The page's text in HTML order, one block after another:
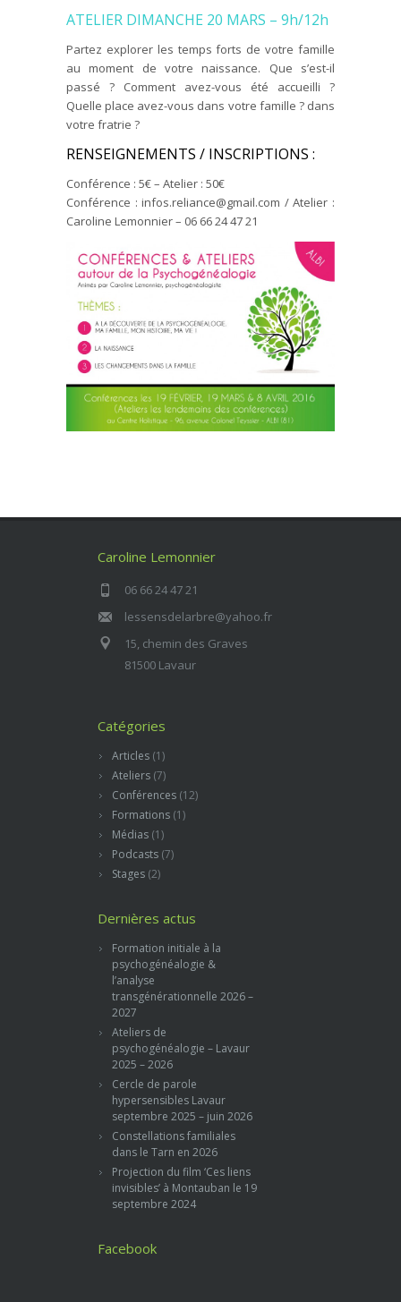
ATELIER DIMANCHE 20 MARS – 9h/12h
Partez explorer les temps forts de votre famille
au moment de votre naissance. Que s’est-il
passé ? Comment avez-vous été accueilli ?
Quelle place avez-vous dans votre famille ? dans
votre fratrie ?
RENSEIGNEMENTS / INSCRIPTIONS :
Conférence : 5€ – Atelier : 50€
Conférence : infos.reliance@gmail.com / Atelier :
Caroline Lemonnier – 06 66 24 47 21
Caroline Lemonnier
06 66 24 47 21
lessensdelarbre@yahoo.fr
15, chemin des Graves
81500 Lavaur
Catégories
Articles (1)
Ateliers (7)
Conférences (12)
Formations (1)
Médias (1)
Podcasts (7)
Stages (2)
Dernières actus
Formation initiale à la
psychogénéalogie &
l’analyse
transgénérationnelle 2026 –
2027
Ateliers de
psychogénéalogie – Lavaur
2025 – 2026
Cercle de parole
hypersensibles Lavaur
septembre 2025 – juin 2026
Constellations familiales
dans le Tarn en 2026
Projection du film ‘Ces liens
invisibles’ à Montauban le 19
septembre 2024
Facebook